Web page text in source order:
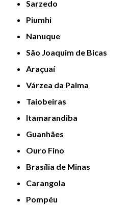
Sarzedo
Piumhi
Nanuque
São Joaquim de Bicas
Araçuaí
Várzea da Palma
Taiobeiras
Itamarandiba
Guanhães
Ouro Fino
Brasília de Minas
Carangola
Pompéu